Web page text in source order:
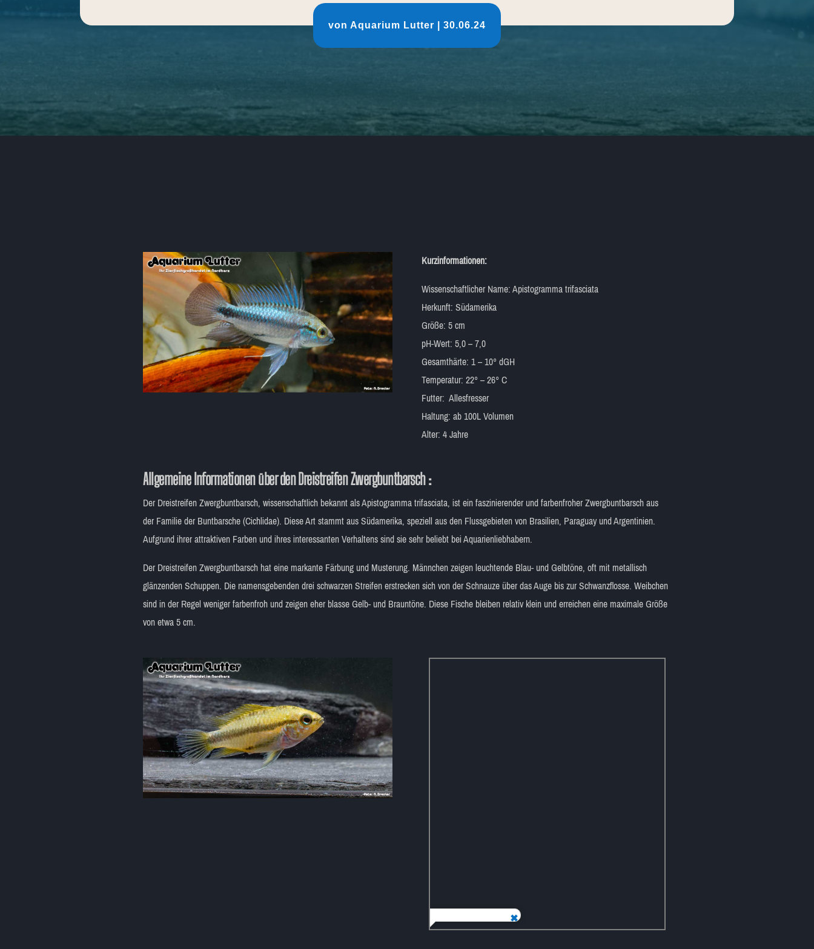
von Aquarium Lutter 30.06.24
Kurzinformationen:
Wissenschaftlicher Name: Apistogramma trifasciata
Herkunft: Südamerika
Größe: 5 cm
pH-Wert: 5,0 – 7,0
Gesamthärte: 1 – 10° dGH
Temperatur: 22° – 26° C
Futter: Allesfresser
Haltung: ab 100L Volumen
Alter: 4 Jahre
Allgemeine Informationen über den Dreistreifen Zwergbuntbarsch :
Der Dreistreifen Zwergbuntbarsch, wissenschaftlich bekannt als Apistogramma trifasciata, ist ein faszinierender und farbenfroher Zwergbuntbarsch aus
der Familie der Buntbarsche (Cichlidae). Diese Art stammt aus Südamerika, speziell aus den Flussgebieten von Brasilien, Paraguay und Argentinien.
Aufgrund ihrer attraktiven Farben und ihres interessanten Verhaltens sind sie sehr beliebt bei Aquarienliebhabern.
Der Dreistreifen Zwergbuntbarsch hat eine markante Färbung und Musterung. Männchen zeigen leuchtende Blau- und Gelbtöne, oft mit metallisch
glänzenden Schuppen. Die namensgebenden drei schwarzen Streifen erstrecken sich von der Schnauze über das Auge bis zur Schwanzflosse. Weibchen
sind in der Regel weniger farbenfroh und zeigen eher blasse Gelb- und Brauntöne. Diese Fische bleiben relativ klein und erreichen eine maximale Größe
von etwa 5 cm.